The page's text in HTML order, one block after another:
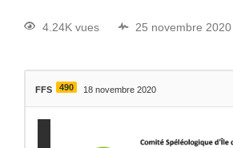
4.24K vues 25 novembre 2020
FFS 490 18 novembre 2020